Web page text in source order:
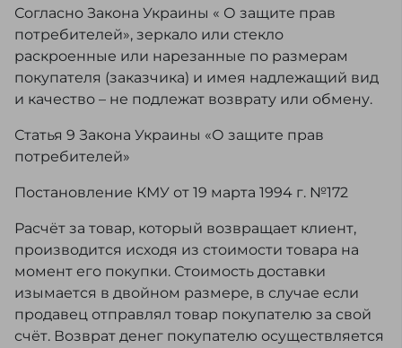
Согласно Закона Украины « О защите прав
потребителей», зеркало или стекло
раскроенные или нарезанные по размерам
покупателя (заказчика) и имея надлежащий вид
и качество – не подлежат возврату или обмену.
Статья 9 Закона Украины «О защите прав
потребителей»
Постановление КМУ от 19 марта 1994 г. №172
Расчёт за товар, который возвращает клиент,
производится исходя из стоимости товара на
момент его покупки. Стоимость доставки
изымается в двойном размере, в случае если
продавец отправлял товар покупателю за свой
счёт. Возврат денег покупателю осуществляется